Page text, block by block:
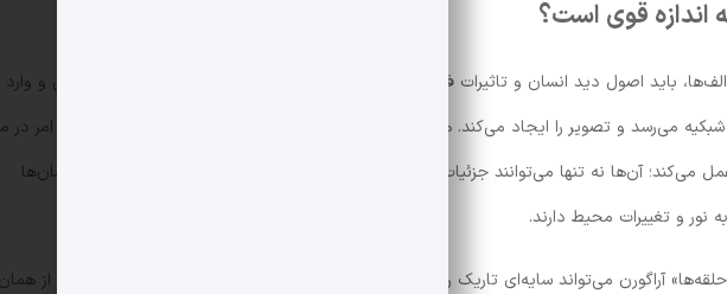
اندازه قوی است؟
باید اصول دید انسان و تاثیرات فاصله بر وضوح تصویر را در نظر گرفت. نور از جسم منعکس و وارد
می‌رسد و تصویر را ایجاد می‌کند. هرچه جسم دورتر باشد، وضوح تصویر کاهش می‌یابد. این امر در
می‌کند؛ آن‌ها نه تنها می‌توانند جزئیات جسم را از فاصله دور تشخیص دهند، بلکه نسبت به انسان‌ها
و تغییرات محیط دارند.
حلقه‌ها» آراگورن می‌تواند سایه‌ای تاریک را در دوردست ببیند، اما لگولاس قادر است جزئیات بیشتری از